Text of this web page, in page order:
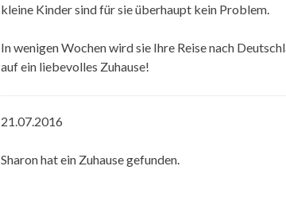
kleine Kinder sind für sie überhaupt kein Problem.
In wenigen Wochen wird sie Ihre Reise nach
auf ein liebevolles Zuhause!
21.07.2016
Sharon hat ein Zuhause gefunden.